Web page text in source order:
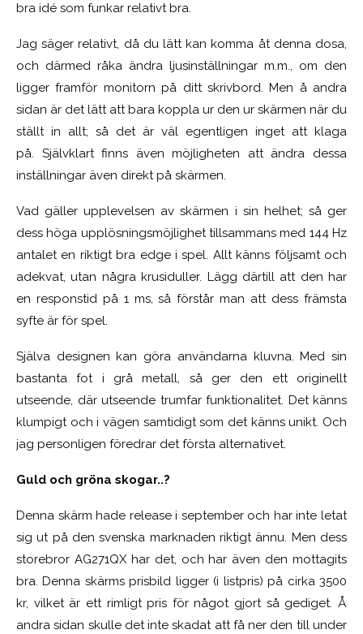
bra idé som funkar relativt bra.
Jag säger relativt, då du lätt kan komma åt denna dosa,
och därmed råka ändra ljusinställningar m.m., om den
ligger framför monitorn på ditt skrivbord. Men å andra
sidan är det lätt att bara koppla ur den ur skärmen när du
ställt in allt; så det är väl egentligen inget att klaga
på. Självklart finns även möjligheten att ändra dessa
inställningar även direkt på skärmen.
Vad gäller upplevelsen av skärmen i sin helhet; så ger
dess höga upplösningsmöjlighet tillsammans med 144 Hz
antalet en riktigt bra edge i spel. Allt känns följsamt och
adekvat, utan några krusiduller. Lägg därtill att den har
en responstid på 1 ms, så förstår man att dess främsta
syfte är för spel.
Själva designen kan göra användarna kluvna. Med sin
bastanta fot i grå metall, så ger den ett originellt
utseende, där utseende trumfar funktionalitet. Det känns
klumpigt och i vägen samtidigt som det känns unikt. Och
jag personligen föredrar det första alternativet.
Guld och gröna skogar..?
Denna skärm hade release i september och har inte letat
sig ut på den svenska marknaden riktigt ännu. Men dess
storebror AG271QX har det, och har även den mottagits
bra. Denna skärms prisbild ligger (i listpris) på cirka 3500
kr, vilket är ett rimligt pris för något gjort så gediget. Å
andra sidan skulle det inte skadat att få ner den till under